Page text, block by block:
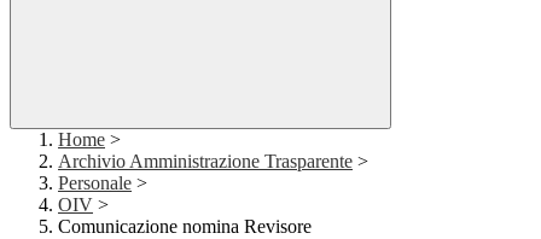
Home >
Archivio Amministrazione Trasparente >
Personale >
OIV >
Comunicazione nomina Revisore